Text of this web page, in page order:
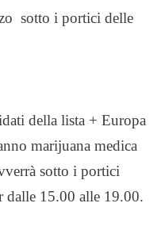
sotto i portici delle
della lista + Europa
marijuana medica
sotto i portici
dalle 15.00 alle 19.00.